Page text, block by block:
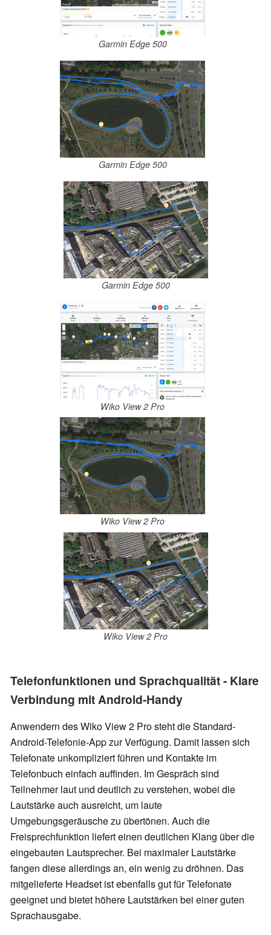
Garmin Edge 500
Garmin Edge 500
Garmin Edge 500
Wiko View 2 Pro
Wiko View 2 Pro
Wiko View 2 Pro
Telefonfunktionen und Sprachqualität - Klare
Verbindung mit Android-Handy
Anwendern des Wiko View 2 Pro steht die Standard-
Android-Telefonie-App zur Verfügung. Damit lassen sich
Telefonate unkompliziert führen und Kontakte im
Telefonbuch einfach auffinden. Im Gespräch sind
Teilnehmer laut und deutlich zu verstehen, wobei die
Lautstärke auch ausreicht, um laute
Umgebungsgeräusche zu übertönen. Auch die
Freisprechfunktion liefert einen deutlichen Klang über die
eingebauten Lautsprecher. Bei maximaler Lautstärke
fangen diese allerdings an, ein wenig zu dröhnen. Das
mitgelieferte Headset ist ebenfalls gut für Telefonate
geeignet und bietet höhere Lautstärken bei einer guten
Sprachausgabe.